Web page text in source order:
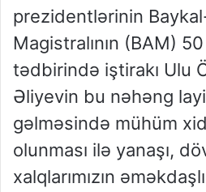
prezidentlərinin
Magistralının (BAM)
tədbirində iştirakı Ulu
Əliyevin bu nəhəng
gəlməsində mühüm
olunması ilə yanaşı,
xalqlarımızın